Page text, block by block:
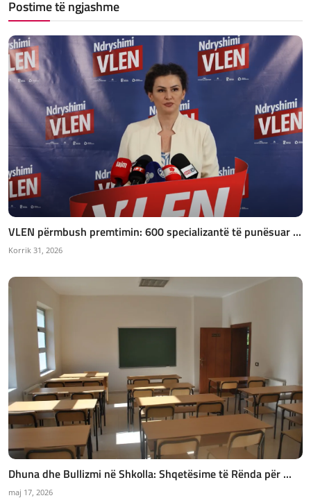
Postime të ngjashme
VLEN përmbush premtimin: 600 specializantë të punësuar ...
Korrik 31, 2026
Dhuna dhe Bullizmi në Shkolla: Shqetësime të Rënda për ...
maj 17, 2026